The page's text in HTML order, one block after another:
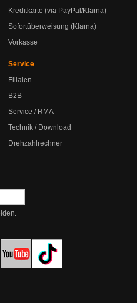
Kreditkarte (via PayPal/Klarna)
Sofortüberweisung (Klarna)
Vorkasse
Service
Filialen
B2B
Service / RMA
Technik / Download
Drehzahlrechner